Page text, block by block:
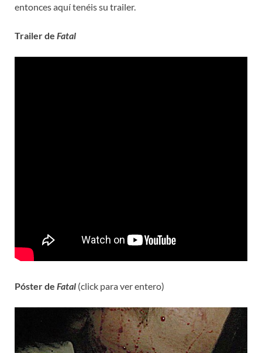
entonces aquí tenéis su trailer.
Trailer de Fatal
Póster de Fatal (click para ver entero)